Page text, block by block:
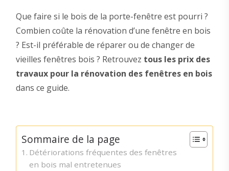
Que faire si le bois de la porte-fenêtre est pourri ?
Combien coûte la rénovation d’une fenêtre en bois
? Est-il préférable de réparer ou de changer de
vieilles fenêtres bois ? Retrouvez tous les prix des
travaux pour la rénovation des fenêtres en bois
dans ce guide.
Sommaire de la page
Détériorations fréquentes des fenêtres
en bois mal entretenues